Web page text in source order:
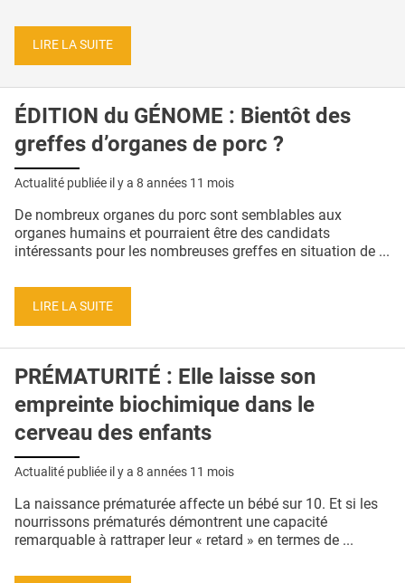
LIRE LA SUITE
ÉDITION du GÉNOME : Bientôt des
greffes d’organes de porc ?
Actualité publiée il y a 8 années 11 mois
De nombreux organes du porc sont semblables aux
organes humains et pourraient être des candidats
intéressants pour les nombreuses greffes en situation de ...
LIRE LA SUITE
PRÉMATURITÉ : Elle laisse son
empreinte biochimique dans le
cerveau des enfants
Actualité publiée il y a 8 années 11 mois
La naissance prématurée affecte un bébé sur 10. Et si les
nourrissons prématurés démontrent une capacité
remarquable à rattraper leur « retard » en termes de ...